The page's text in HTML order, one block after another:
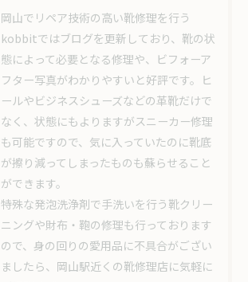
岡山でリペア技術の高い靴修理を行う
kobbitではブログを更新しており、靴の状
態によって必要となる修理や、ビフォーア
フター写真がわかりやすいと好評です。ヒ
ールやビジネスシューズなどの革靴だけで
なく、状態にもよりますがスニーカー修理
も可能ですので、気に入っていたのに靴底
が擦り減ってしまったものも蘇らせること
ができます。
特殊な発泡洗浄剤で手洗いを行う靴クリー
ニングや財布・鞄の修理も行っております
ので、身の回りの愛用品に不具合がござい
ましたら、岡山駅近くの靴修理店に気軽に